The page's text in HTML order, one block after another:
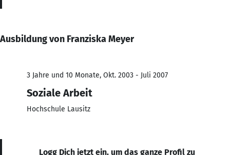
Ausbildung von Franziska Meyer
3 Jahre und 10 Monate, Okt. 2003 - Juli 2007
Soziale Arbeit
Hochschule Lausitz
Logg Dich jetzt ein, um das ganze Profil zu